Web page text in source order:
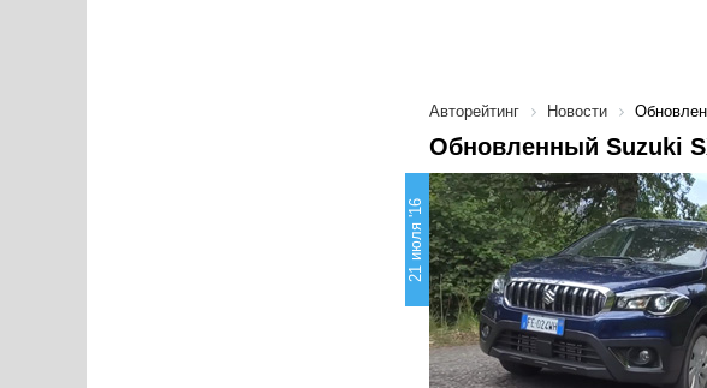
Авторейтинг Новости
Обновленный Suzuki
21 июля '16